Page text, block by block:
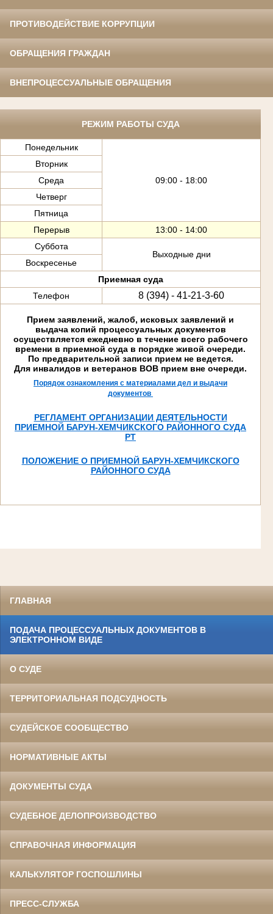
ПРОТИВОДЕЙСТВИЕ КОРРУПЦИИ
ОБРАЩЕНИЯ ГРАЖДАН
ВНЕПРОЦЕССУАЛЬНЫЕ ОБРАЩЕНИЯ
РЕЖИМ РАБОТЫ СУДА
Понедельник
09:00 - 18:00
Вторник
Среда
Четверг
Пятница
Перерыв
13:00 - 14:00
Суббота
Выходные дни
Воскресенье
Приемная суда
Телефон
8 (394) - 41-21-3-60
Прием заявлений, жалоб, исковых заявлений и
выдача копий процессуальных документов
осуществляется ежедневно в течение всего рабочего
времени в приемной суда в порядке живой очереди.
По предварительной записи прием не ведется.
Для инвалидов и ветеранов ВОВ прием вне очереди.
Порядок ознакомления с материалами дел и выдачи
документов
РЕГЛАМЕНТ ОРГАНИЗАЦИИ ДЕЯТЕЛЬНОСТИ
ПРИЕМНОЙ БАРУН-ХЕМЧИКСКОГО РАЙОННОГО СУДА
РТ
ПОЛОЖЕНИЕ О ПРИЕМНОЙ БАРУН-ХЕМЧИКСКОГО
РАЙОННОГО СУДА
ГЛАВНАЯ
ПОДАЧА ПРОЦЕССУАЛЬНЫХ ДОКУМЕНТОВ В
ЭЛЕКТРОННОМ ВИДЕ
О СУДЕ
ТЕРРИТОРИАЛЬНАЯ ПОДСУДНОСТЬ
СУДЕЙСКОЕ СООБЩЕСТВО
НОРМАТИВНЫЕ АКТЫ
ДОКУМЕНТЫ СУДА
СУДЕБНОЕ ДЕЛОПРОИЗВОДСТВО
СПРАВОЧНАЯ ИНФОРМАЦИЯ
КАЛЬКУЛЯТОР ГОСПОШЛИНЫ
ПРЕСС-СЛУЖБА